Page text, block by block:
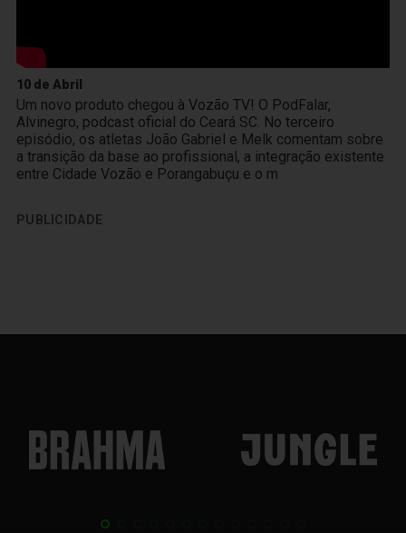
10 de Abril
Um novo produto chegou à Vozão TV! O PodFalar,
Alvinegro, podcast oficial do Ceará SC. No terceiro
episódio, os atletas João Gabriel e Melk comentam sobre
a transição da base ao profissional, a integração existente
entre Cidade Vozão e Porangabuçu e o m
PUBLICIDADE